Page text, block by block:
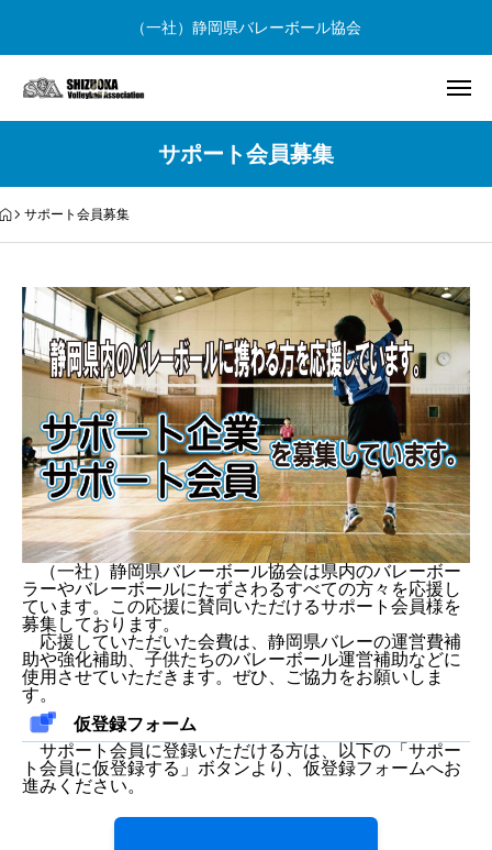
（一社）静岡県バレーボール協会
サポート会員募集
サポート会員募集
（一社）静岡県バレーボール協会は県内のバレーボー
ラーやバレーボールにたずさわるすべての方々を応援し
ています。この応援に賛同いただけるサポート会員様を
募集しております。
応援していただいた会費は、静岡県バレーの運営費補
助や強化補助、子供たちのバレーボール運営補助などに
使用させていただきます。ぜひ、ご協力をお願いしま
す。
仮登録フォーム
サポート会員に登録いただける方は、以下の「サポー
ト会員に仮登録する」ボタンより、仮登録フォームへお
進みください。